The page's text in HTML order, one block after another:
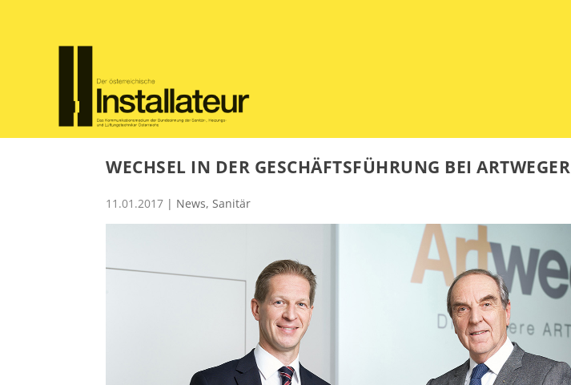
WECHSEL IN DER GESCHÄFTSFÜHRUNG BEI ARTWEGER
11.01.2017 | News, Sanitär